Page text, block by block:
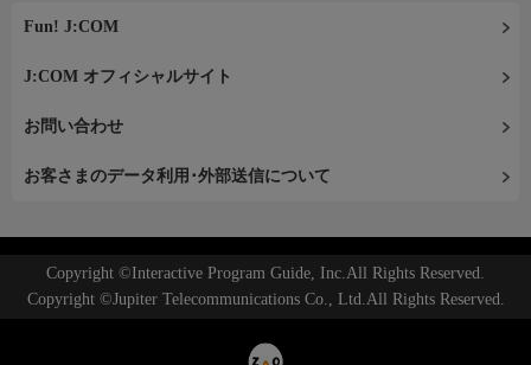
Fun! J:COM
J:COM オフィシャルサイト
お問い合わせ
お客さまのデータ利用･外部送信について
Copyright ©Interactive Program Guide, Inc.All Rights Reserved.
Copyright ©Jupiter Telecommunications Co., Ltd.All Rights Reserved.